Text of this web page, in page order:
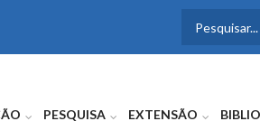
PESQUISA EXTENSÃO